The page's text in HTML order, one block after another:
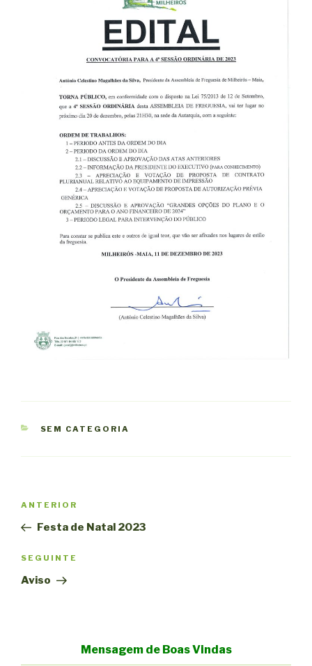
CATEGORIAS
SEM CATEGORIA
artigos
Conteúdo
anterior
ANTERIOR
Festa de Natal 2023
Conteúdo
seguinte
SEGUINTE
Aviso
Mensagem de Boas Vindas